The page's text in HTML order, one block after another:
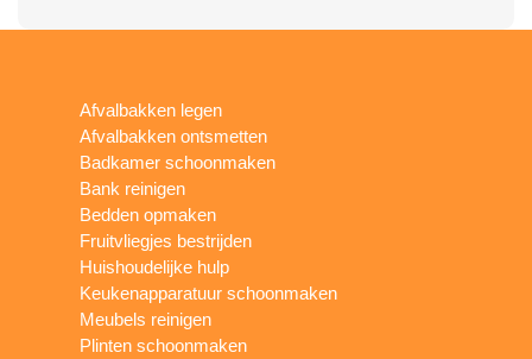
Afvalbakken legen
Afvalbakken ontsmetten
Badkamer schoonmaken
Bank reinigen
Bedden opmaken
Fruitvliegjes bestrijden
Huishoudelijke hulp
Keukenapparatuur schoonmaken
Meubels reinigen
Plinten schoonmaken